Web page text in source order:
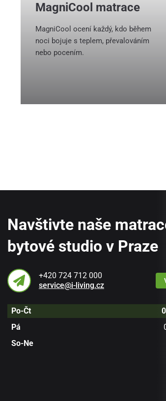
MagniCool matrace
MagniCool ocení každý, kdo během
noci bojuje s teplem, převalováním
nebo pocením.
Navštivte naše
bytové studio v Praze
+420 724 712 000
service@i-living.cz
Po-Čt
Pá
So-Ne